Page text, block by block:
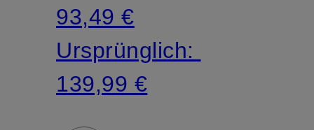
93,49 €
Ursprünglich:
139,99 €